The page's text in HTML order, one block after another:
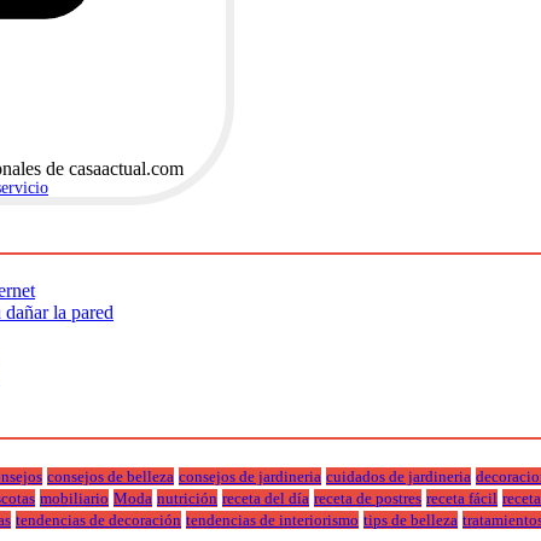
de casaactual.com
la pared
consejos de belleza consejos de jardineria cuidados de jardineria
mobiliario Moda nutrición receta del día receta de postres receta fácil
tendencias de decoración tendencias de interiorismo tips de belleza